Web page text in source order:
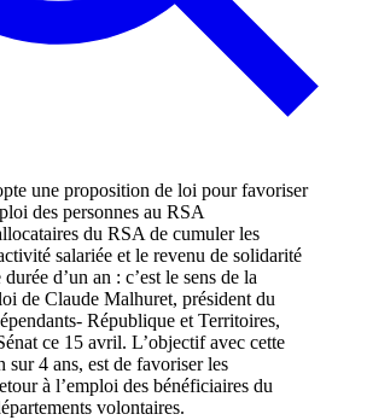
du RSA de cumuler les
salariée et le revenu de solidarité
d’un an : c’est le sens de la
de Claude Malhuret, président du
République et Territoires,
ce 15 avril. L’objectif avec cette
sur 4 ans, est de favoriser les
à l’emploi des bénéficiaires du
volontaires.